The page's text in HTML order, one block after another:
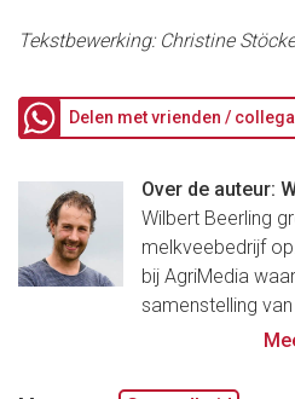
Tekstbewerking: Christine
Delen met vrienden /
Over de auteur:
Wilbert Beerling
melkveebedrijf
bij AgriMedia
samenstelling